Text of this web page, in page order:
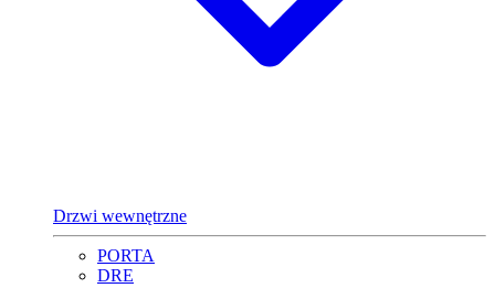
Drzwi wewnętrzne
PORTA
DRE